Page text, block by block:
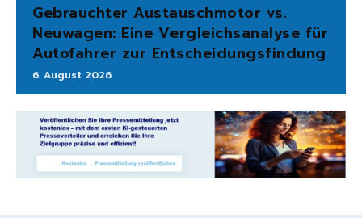
Gebrauchter Austauschmotor vs.
Neuwagen: Eine Vergleichsanalyse für
Autofahrer zur Entscheidungsfindung
6. August 2026